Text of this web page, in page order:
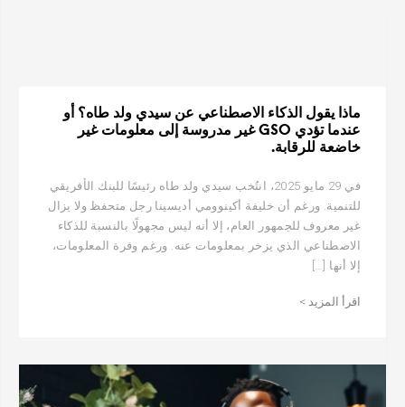
ماذا يقول الذكاء الاصطناعي عن سيدي ولد طاه؟ أو
عندما تؤدي GSO غير مدروسة إلى معلومات غير
خاضعة للرقابة.
في 29 مايو 2025، انتُخب سيدي ولد طاه رئيسًا للبنك الأفريقي
للتنمية. ورغم أن خليفة أكينوومي أديسينا رجل متحفظ ولا يزال
غير معروف للجمهور العام، إلا أنه ليس مجهولًا بالنسبة للذكاء
الاصطناعي الذي يزخر بمعلومات عنه. ورغم وفرة المعلومات،
إلا أنها […]
اقرأ المزيد >